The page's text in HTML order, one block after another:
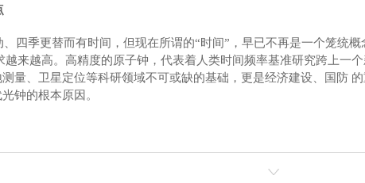
季更替而有时间，但现在所谓的“时间”，早已不再是一个笼统概
越来越高。高精度的原子钟，代表着人类时间频率基准研究跨上一
量、卫星定位等科研领域不可或缺的基础，更是经济建设、国防
钟的根本原因。